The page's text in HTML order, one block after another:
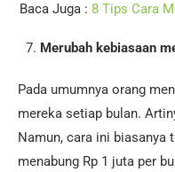
Baca Juga : 8 Tips Cara
Merubah kebiasaan
Pada umumnya orang
mereka setiap bulan.
Namun, cara ini biasanya
menabung Rp 1 juta per